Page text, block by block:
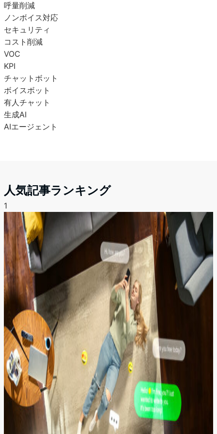
呼量削減
ノンボイス対応
セキュリティ
コスト削減
VOC
KPI
チャットボット
ボイスボット
有人チャット
生成AI
AIエージェント
人気記事ランキング
1